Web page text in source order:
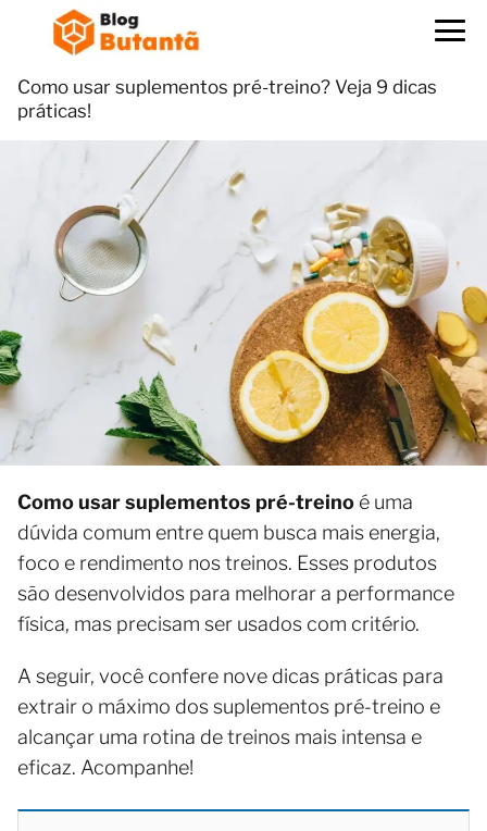
Como usar suplementos pré-treino? Veja 9 dicas
práticas!
Como usar suplementos pré-treino é uma
dúvida comum entre quem busca mais energia,
foco e rendimento nos treinos. Esses produtos
são desenvolvidos para melhorar a performance
física, mas precisam ser usados com critério.
A seguir, você confere nove dicas práticas para
extrair o máximo dos suplementos pré-treino e
alcançar uma rotina de treinos mais intensa e
eficaz. Acompanhe!